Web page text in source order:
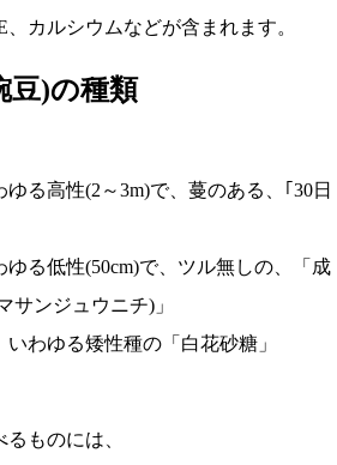
カルシウムなどが含まれます。
豆)の種類
ゆる高性(2～3m)で、蔓のある、｢30日
ゆる低性(50cm)で、ツル無しの、「成
サンジュウニチ)」
いわゆる矮性種の「白花砂糖」
ものには、